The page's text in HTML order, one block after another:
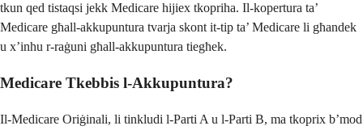
tkun qed tistaqsi jekk Medicare hijiex tkopriha. Il-kopertura ta’
Medicare għall-akkupuntura tvarja skont it-tip ta’ Medicare li għandek
u x’inhu r-raġuni għall-akkupuntura tiegħek.
Medicare Tkebbis l-Akkupuntura?
Il-Medicare Oriġinali, li tinkludi l-Parti A u l-Parti B, ma tkoprix b’mod